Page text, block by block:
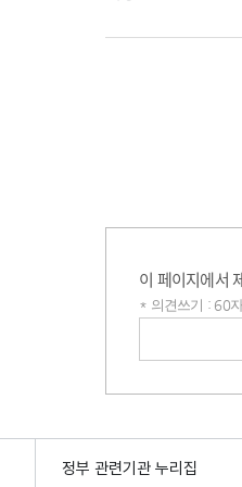
이 페이지에서
* 의견쓰기 : 60
정부 관련기관 누리집